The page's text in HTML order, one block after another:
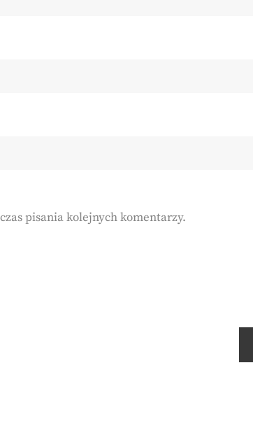
pisania kolejnych komentarzy.